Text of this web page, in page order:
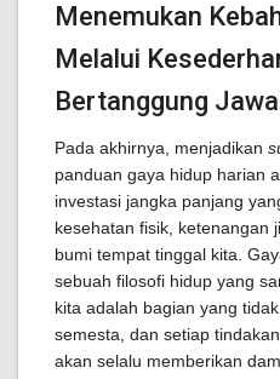
Menemukan
Melalui
Bertanggung
Pada akhirnya, menjadikan
panduan gaya hidup harian
investasi jangka panjang
kesehatan fisik, ketenangan
bumi tempat tinggal kita.
sebuah filosofi hidup yang
kita adalah bagian yang
semesta, dan setiap
akan selalu memberikan